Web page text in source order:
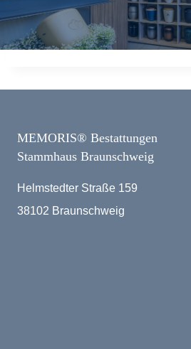
MEMORIS® Bestattungen
Stammhaus Braunschweig
Helmstedter Straße 159
38102 Braunschweig